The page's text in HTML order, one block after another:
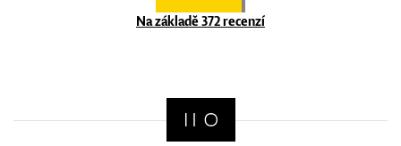
Na základě 372 recenzí